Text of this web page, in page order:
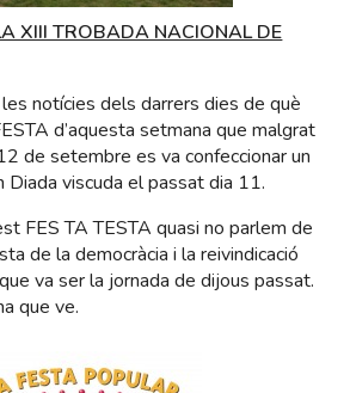
XIII TROBADA NACIONAL DE
notícies dels darrers dies de què
d’aquesta setmana que malgrat
de setembre es va confeccionar un
Diada viscuda el passat dia 11.
FES TA TESTA quasi no parlem de
de la democràcia i la reivindicació
va ser la jornada de dijous passat.
que ve.